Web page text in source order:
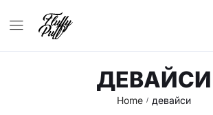
ДЕВАЙСИ
Home / девайси